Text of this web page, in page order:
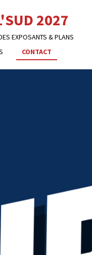
2027
EXPOSANTS & PLANS
CONTACT